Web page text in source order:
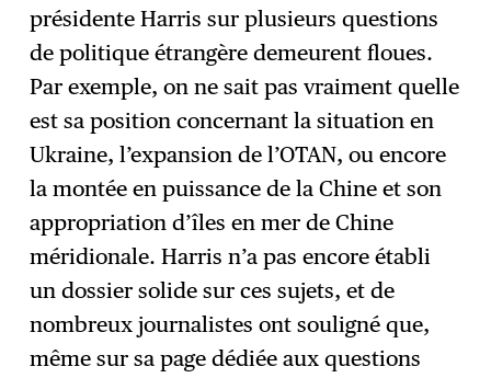
présidente Harris sur plusieurs questions
de politique étrangère demeurent floues.
Par exemple, on ne sait pas vraiment quelle
est sa position concernant la situation en
Ukraine, l’expansion de l’OTAN, ou encore
la montée en puissance de la Chine et son
appropriation d’îles en mer de Chine
méridionale. Harris n’a pas encore établi
un dossier solide sur ces sujets, et de
nombreux journalistes ont souligné que,
même sur sa page dédiée aux questions